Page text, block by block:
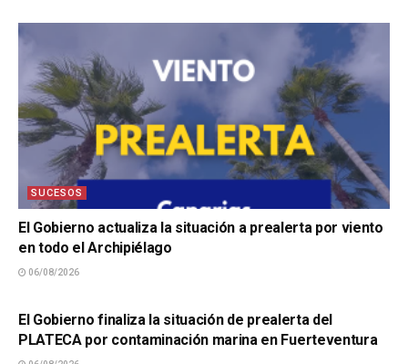
SUCESOS
El Gobierno actualiza la situación a prealerta por viento
en todo el Archipiélago
06/08/2026
El Gobierno finaliza la situación de prealerta del
PLATECA por contaminación marina en Fuerteventura